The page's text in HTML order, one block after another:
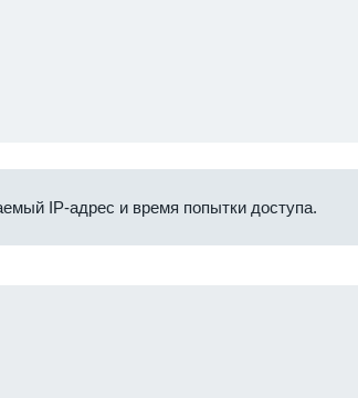
IP-адрес и время попытки доступа.